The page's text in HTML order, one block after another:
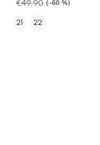
€49,90 (–60 %)
21 22